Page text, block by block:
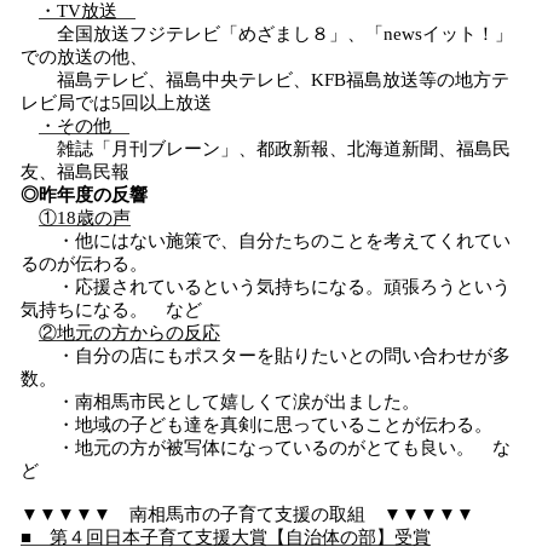
・TV放送
全国放送フジテレビ「めざまし８」、「newsイット！」
での放送の他、
福島テレビ、福島中央テレビ、KFB福島放送等の地方テ
レビ局では5回以上放送
・その他
雑誌「月刊ブレーン」、都政新報、北海道新聞、福島民
友、福島民報
◎昨年度の反響
①18歳の声
・他にはない施策で、自分たちのことを考えてくれてい
るのが伝わる。
・応援されているという気持ちになる。頑張ろうという
気持ちになる。 など
②地元の方からの反応
・自分の店にもポスターを貼りたいとの問い合わせが多
数。
・南相馬市民として嬉しくて涙が出ました。
・地域の子ども達を真剣に思っていることが伝わる。
・地元の方が被写体になっているのがとても良い。 な
ど
▼▼▼▼▼ 南相馬市の子育て支援の取組 ▼▼▼▼▼
■ 第４回日本子育て支援大賞【自治体の部】受賞